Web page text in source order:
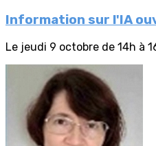
Information sur l'IA
Le jeudi 9 octobre de 14h à